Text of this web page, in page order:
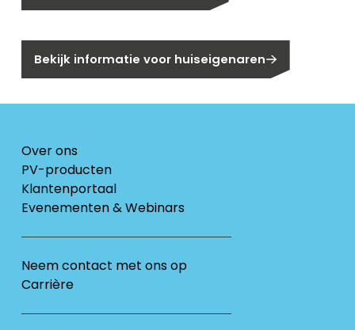
Bekijk informatie voor huiseigenaren
Over ons
PV-producten
Klantenportaal
Evenementen & Webinars
Neem contact met ons op
Carrière